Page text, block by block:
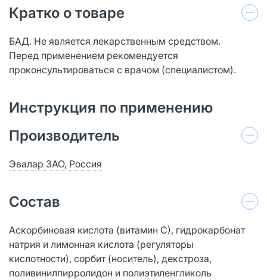
Кратко о товаре
БАД. Не является лекарственным средством.
Перед применением рекомендуется
проконсультироваться с врачом (специалистом).
Инструкция по применению
Производитель
Эвалар ЗАО, Россия
Состав
Аскорбиновая кислота (витамин С), гидрокарбонат
натрия и лимонная кислота (регуляторы
кислотности), сорбит (носитель), декстроза,
поливинилпирролидон и полиэтиленгликоль